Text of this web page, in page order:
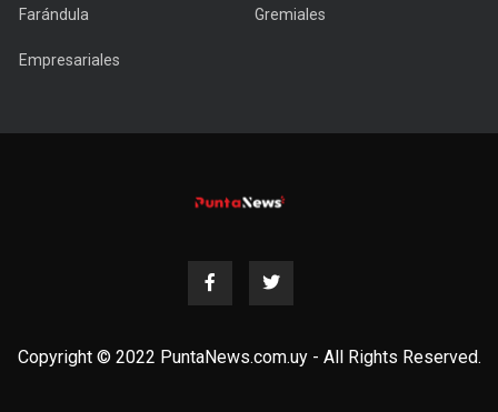
Farándula Gremiales
Empresariales
Copyright © 2022 PuntaNews.com.uy - All Rights Reserved.